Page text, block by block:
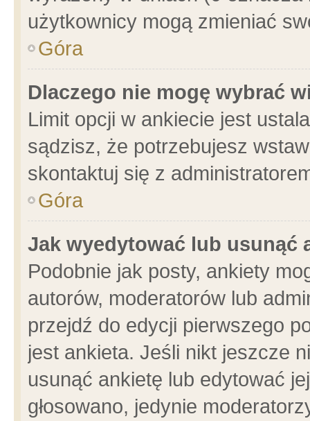
użytkownicy mogą zmieniać
Góra
Dlaczego nie mogę wybrać
Limit opcji w ankiecie jest
sądzisz, że potrzebujesz
skontaktuj się z
Góra
Jak wyedytować lub usunąć
Podobnie jak posty, ankiety
autorów, moderatorów lub
przejdź do edycji pierwszego
jest ankieta. Jeśli nikt jeszcze
usunąć ankietę lub edytować
głosowano, jedynie